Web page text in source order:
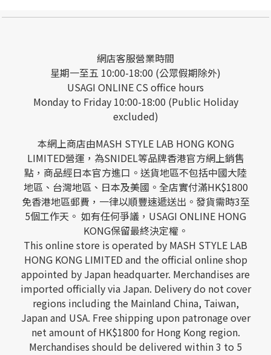
網店客服營業時間
星期一至五 10:00-18:00 (公眾假期除外)
USAGI ONLINE CS office hours
Monday to Friday 10:00-18:00 (Public Holiday
excluded)
本網上商店由MASH STYLE LAB HONG KONG
LIMITED營運，為SNIDEL等品牌香港官方網上銷售
點，商品經日本官方進口。送貨地區不包括中國大陸
地區、台灣地區、日本及美國。全店實付滿HK$1800
免香港地區郵費，一律以順豐速遞送出。發貨需時3至
5個工作天。 如有任何爭議，USAGI ONLINE HONG
KONG保留最終決定權。
This online store is operated by MASH STYLE LAB
HONG KONG LIMITED and the official online shop
appointed by Japan headquarter. Merchandises are
imported officially via Japan. Delivery do not cover
regions including the Mainland China, Taiwan,
Japan and USA. Free shipping upon patronage over
net amount of HK$1800 for Hong Kong region.
Merchandises should be delivered within 3 to 5